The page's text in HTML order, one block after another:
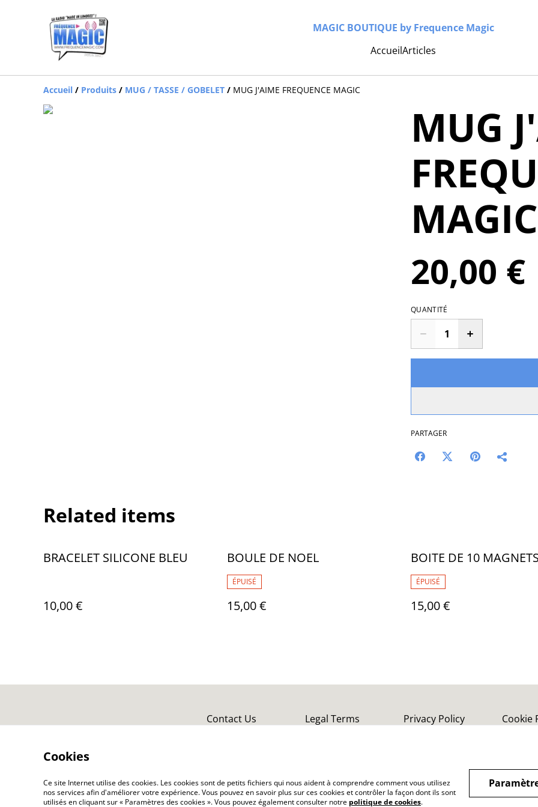
MAGIC BOUTIQUE by Frequence Magic
AccueilArticles
Accueil / Produits / MUG / TASSE / GOBELET / MUG J'AIME FREQUENCE MAGIC
MUG
MAGIC
20,00 €
QUANTITÉ
PARTAGER
Related items
BRACELET SILICONE BLEU
10,00 €
BOULE DE NOEL
ÉPUISÉ
15,00 €
BOITE DE 10 MAGNETS
ÉPUISÉ
15,00 €
Contact Us Legal Terms Privacy Policy Cookie
Cookies
Ce site Internet utilise des cookies. Les cookies sont de petits fichiers qui nous aident à comprendre comment vous utilisez
nos services afin d'améliorer votre expérience. Vous pouvez en savoir plus sur ces cookies et contrôler la façon dont ils sont
utilisés en cliquant sur « Paramètres des cookies ». Vous pouvez également consulter notre politique de cookies.